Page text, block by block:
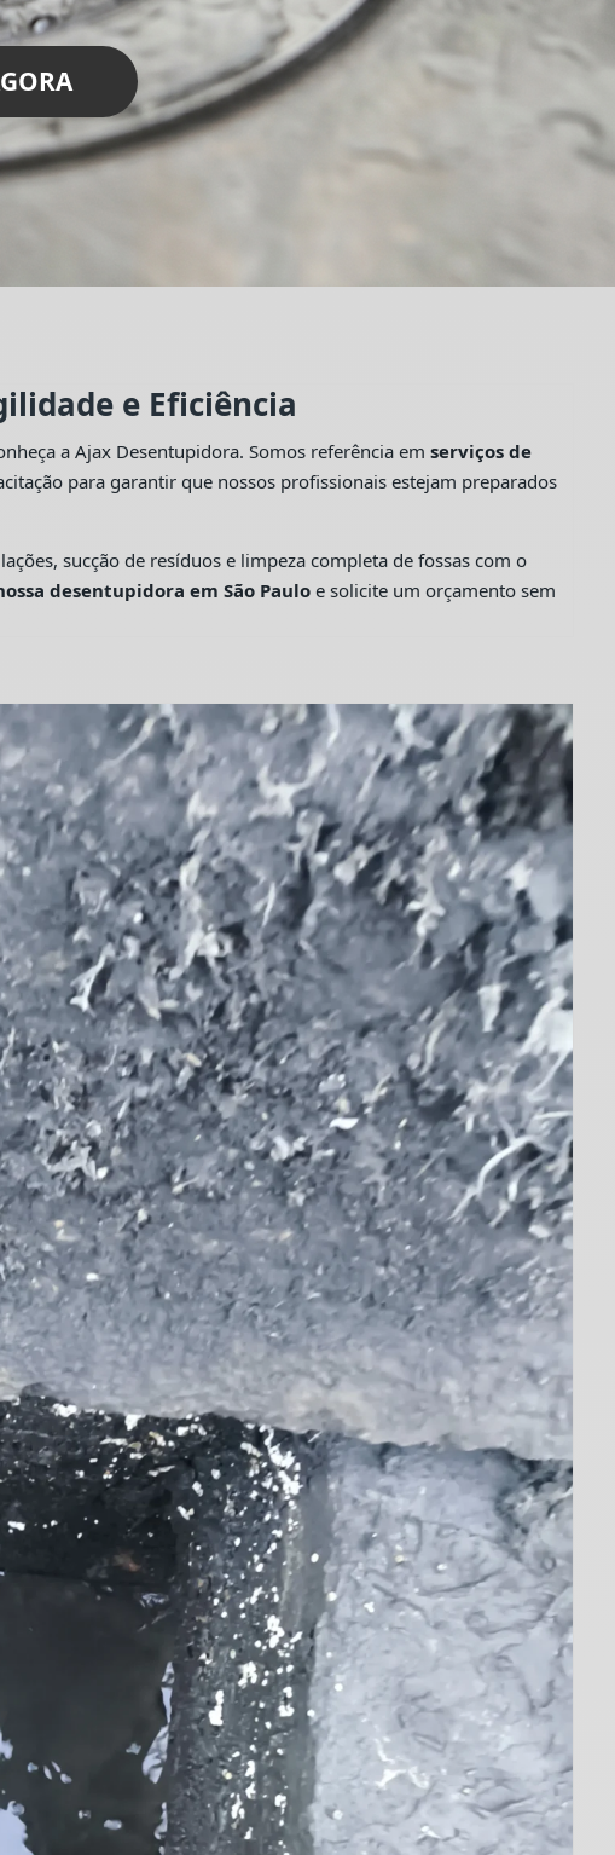
e Eficiência
a Ajax Desentupidora. Somos referência em serviços de
para garantir que nossos profissionais estejam preparados
sucção de resíduos e limpeza completa de fossas com o
desentupidora em São Pauloe solicite um orçamento sem